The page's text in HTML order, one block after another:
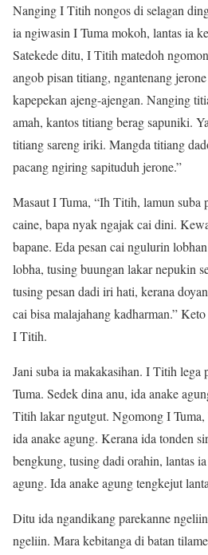
Nanging I Titih nongos di selagan
ia ngiwasin I Tuma mokoh, lantas ia
Satekede ditu, I Titih matedoh
angob pisan titiang, ngantenang
kapepekan ajeng-ajengan. Nanging
amah, kantos titiang berag sapuniki.
titiang sareng iriki. Mangda titiang
pacang ngiring sapituduh jerone.”
Masaut I Tuma, “Ih Titih, lamun suba
caine, bapa nyak ngajak cai dini.
bapane. Eda pesan cai ngulurin
lobha, tusing buungan lakar nepukin
tusing pesan dadi iri hati, kerana
cai bisa malajahang kadharman.”
I Titih.
Jani suba ia makakasihan. I Titih lega
Tuma. Sedek dina anu, ida anake
Titih lakar ngutgut. Ngomong I
ida anake agung. Kerana ida tonden
bengkung, tusing dadi orahin, lantas
agung. Ida anake agung tengkejut
Ditu ida ngandikang parekanne
ngeliin. Mara kebitanga di batan